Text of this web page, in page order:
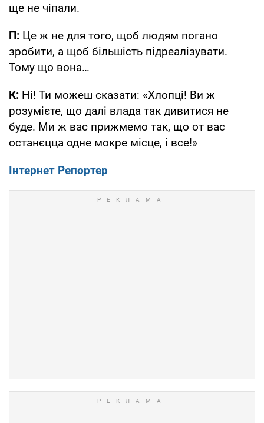
ще не чіпали.
П: Це ж не для того, щоб людям погано
зробити, а щоб більшість підреалізувати.
Тому що вона…
К: Ні! Ти можеш сказати: «Хлопці! Ви ж
розумієте, що далі влада так дивитися не
буде. Ми ж вас прижмемо так, що от вас
останєцца одне мокре місце, і все!»
Інтернет Репортер